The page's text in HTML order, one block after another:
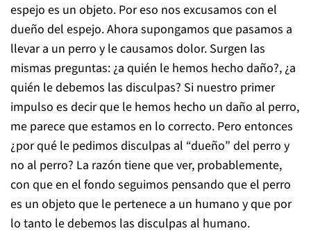
espejo es un objeto. Por eso nos excusamos con el
dueño del espejo. Ahora supongamos que pasamos a
llevar a un perro y le causamos dolor. Surgen las
mismas preguntas: ¿a quién le hemos hecho daño?, ¿a
quién le debemos las disculpas? Si nuestro primer
impulso es decir que le hemos hecho un daño al perro,
me parece que estamos en lo correcto. Pero entonces
¿por qué le pedimos disculpas al “dueño” del perro y
no al perro? La razón tiene que ver, probablemente,
con que en el fondo seguimos pensando que el perro
es un objeto que le pertenece a un humano y que por
lo tanto le debemos las disculpas al humano.